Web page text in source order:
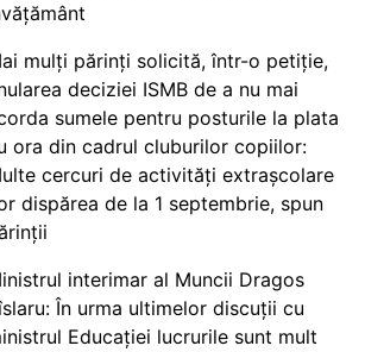
mulți părinți solicită, într-o petiție,
deciziei ISMB de a nu mai
sumele pentru posturile la plata
ora din cadrul cluburilor copiilor:
cercuri de activități extrașcolare
dispărea de la 1 septembrie, spun
interimar al Muncii Dragos
În urma ultimelor discuții cu
Educației lucrurile sunt mult